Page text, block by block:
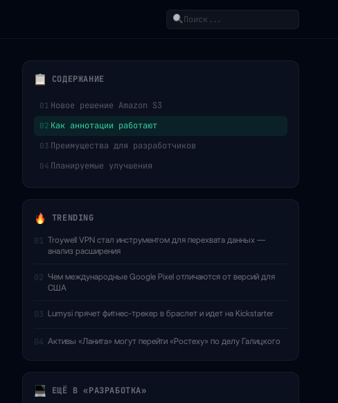
Поиск
СОДЕРЖАНИЕ
01 Новое решение Amazon S3
02 Как аннотации работают
03 Преимущества для разработчиков
04 Планируемые улучшения
TRENDING
01 Troywell VPN стал инструментом для перехвата данных —
анализ расширения
02 Чем международные Google Pixel отличаются от версий для
США
03 Lumysi прячет фитнес-трекер в браслет и идет на Kickstarter
04 Активы «Ланита» могут перейти «Ростеху» по делу Галицкого
ЕЩЁ В «РАЗРАБОТКА»